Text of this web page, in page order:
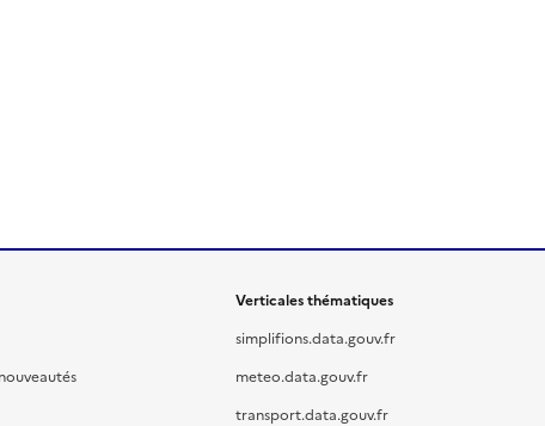
Verticales thématiques
simplifions.data.gouv.fr
meteo.data.gouv.fr
transport.data.gouv.fr